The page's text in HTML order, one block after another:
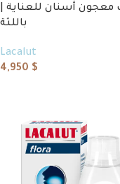
باللثة
Lacalut
4,950 $